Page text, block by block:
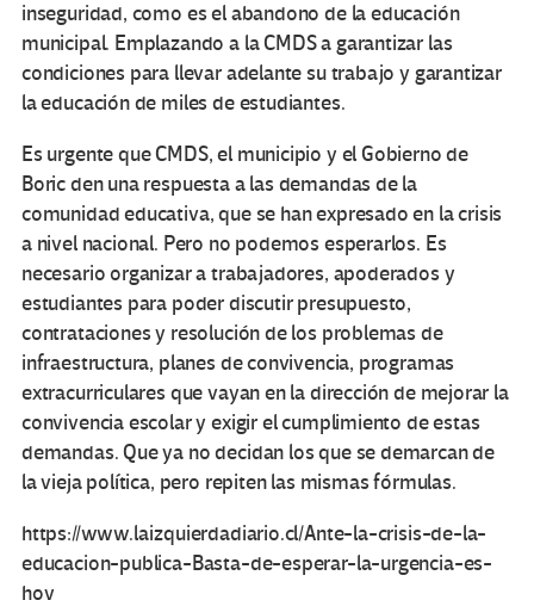
inseguridad, como es el abandono de la educación
municipal. Emplazando a la CMDS a garantizar las
condiciones para llevar adelante su trabajo y garantizar
la educación de miles de estudiantes.
Es urgente que CMDS, el municipio y el Gobierno de
Boric den una respuesta a las demandas de la
comunidad educativa, que se han expresado en la crisis
a nivel nacional. Pero no podemos esperarlos. Es
necesario organizar a trabajadores, apoderados y
estudiantes para poder discutir presupuesto,
contrataciones y resolución de los problemas de
infraestructura, planes de convivencia, programas
extracurriculares que vayan en la dirección de mejorar la
convivencia escolar y exigir el cumplimiento de estas
demandas. Que ya no decidan los que se demarcan de
la vieja política, pero repiten las mismas fórmulas.
https://www.laizquierdadiario.cl/Ante-la-crisis-de-la-
educacion-publica-Basta-de-esperar-la-urgencia-es-
hoy